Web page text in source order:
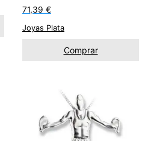
71,39 €
Joyas Plata
Comprar